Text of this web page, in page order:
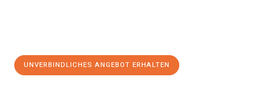
UNVERBINDLICHES ANGEBOT ERHALTEN